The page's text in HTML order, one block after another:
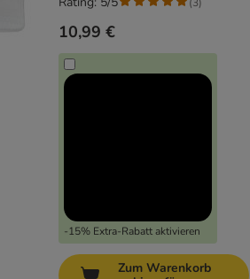
10,99 €
-15% Extra-Rabatt aktivieren
Zum Warenkorb